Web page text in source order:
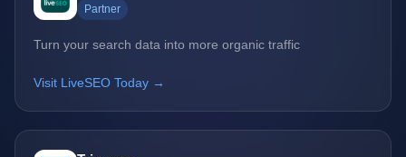
Partner
Turn your search data into more organic traffic
Visit LiveSEO Today →